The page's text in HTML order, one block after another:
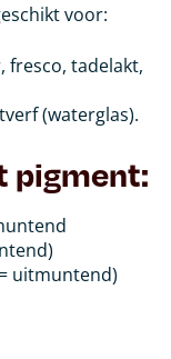
voor:
fresco, tadelakt,
(waterglas).
pigment:
uitmuntend)